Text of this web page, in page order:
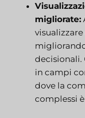
migliorate:
decisionali.
in campi
dove la
complessi